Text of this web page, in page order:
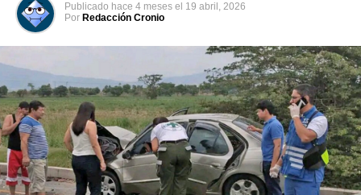
Publicado hace 4 meses el 19 abril, 2026
Por Redacción Cronio